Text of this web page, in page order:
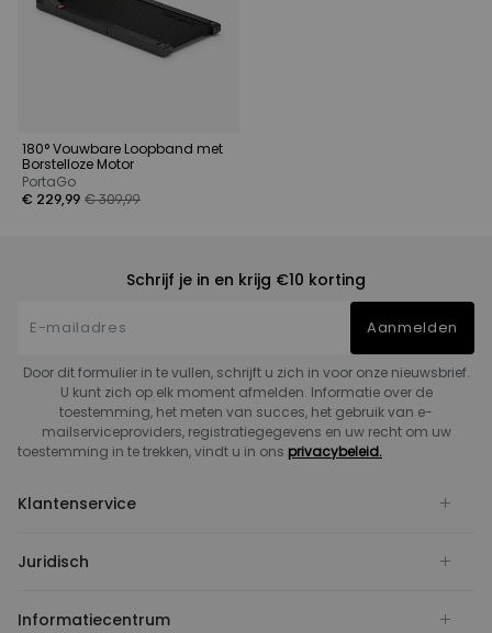
180° Vouwbare Loopband met
Borstelloze Motor
PortaGo
€ 229,99 € 309,99
Schrijf je in en krijg €10 korting
Aanmelden
Door dit formulier in te vullen, schrijft u zich in voor onze nieuwsbrief.
U kunt zich op elk moment afmelden. Informatie over de
toestemming, het meten van succes, het gebruik van e-
mailserviceproviders, registratiegegevens en uw recht om uw
toestemming in te trekken, vindt u in ons privacybeleid.
Klantenservice
Juridisch
Informatiecentrum